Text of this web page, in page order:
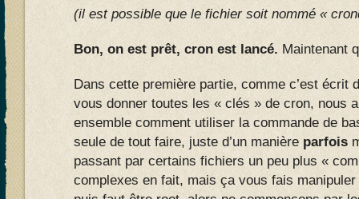
(il est possible que le fichier soit nommé «
Bon, on est prêt, cron est lancé. Maintenant
Dans cette première partie, comme c’est écrit
vous donner toutes les « clés » de cron, nous
ensemble comment utiliser la commande de
seule de tout faire, juste d’un manière parfois
passant par certains fichiers un peu plus «
complexes en fait, mais ça vous fais